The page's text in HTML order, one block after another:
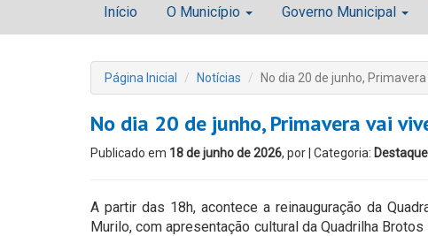
Início O Município Governo Municipal
Página Inicial Notícias No dia 20 de junho,
No dia 20 de junho, Primavera vai
Publicado em 18 de junho de 2026, por | Categoria: Destaque
A partir das 18h, acontece a reinauguração da
Murilo, com apresentação cultural da Quadrilha